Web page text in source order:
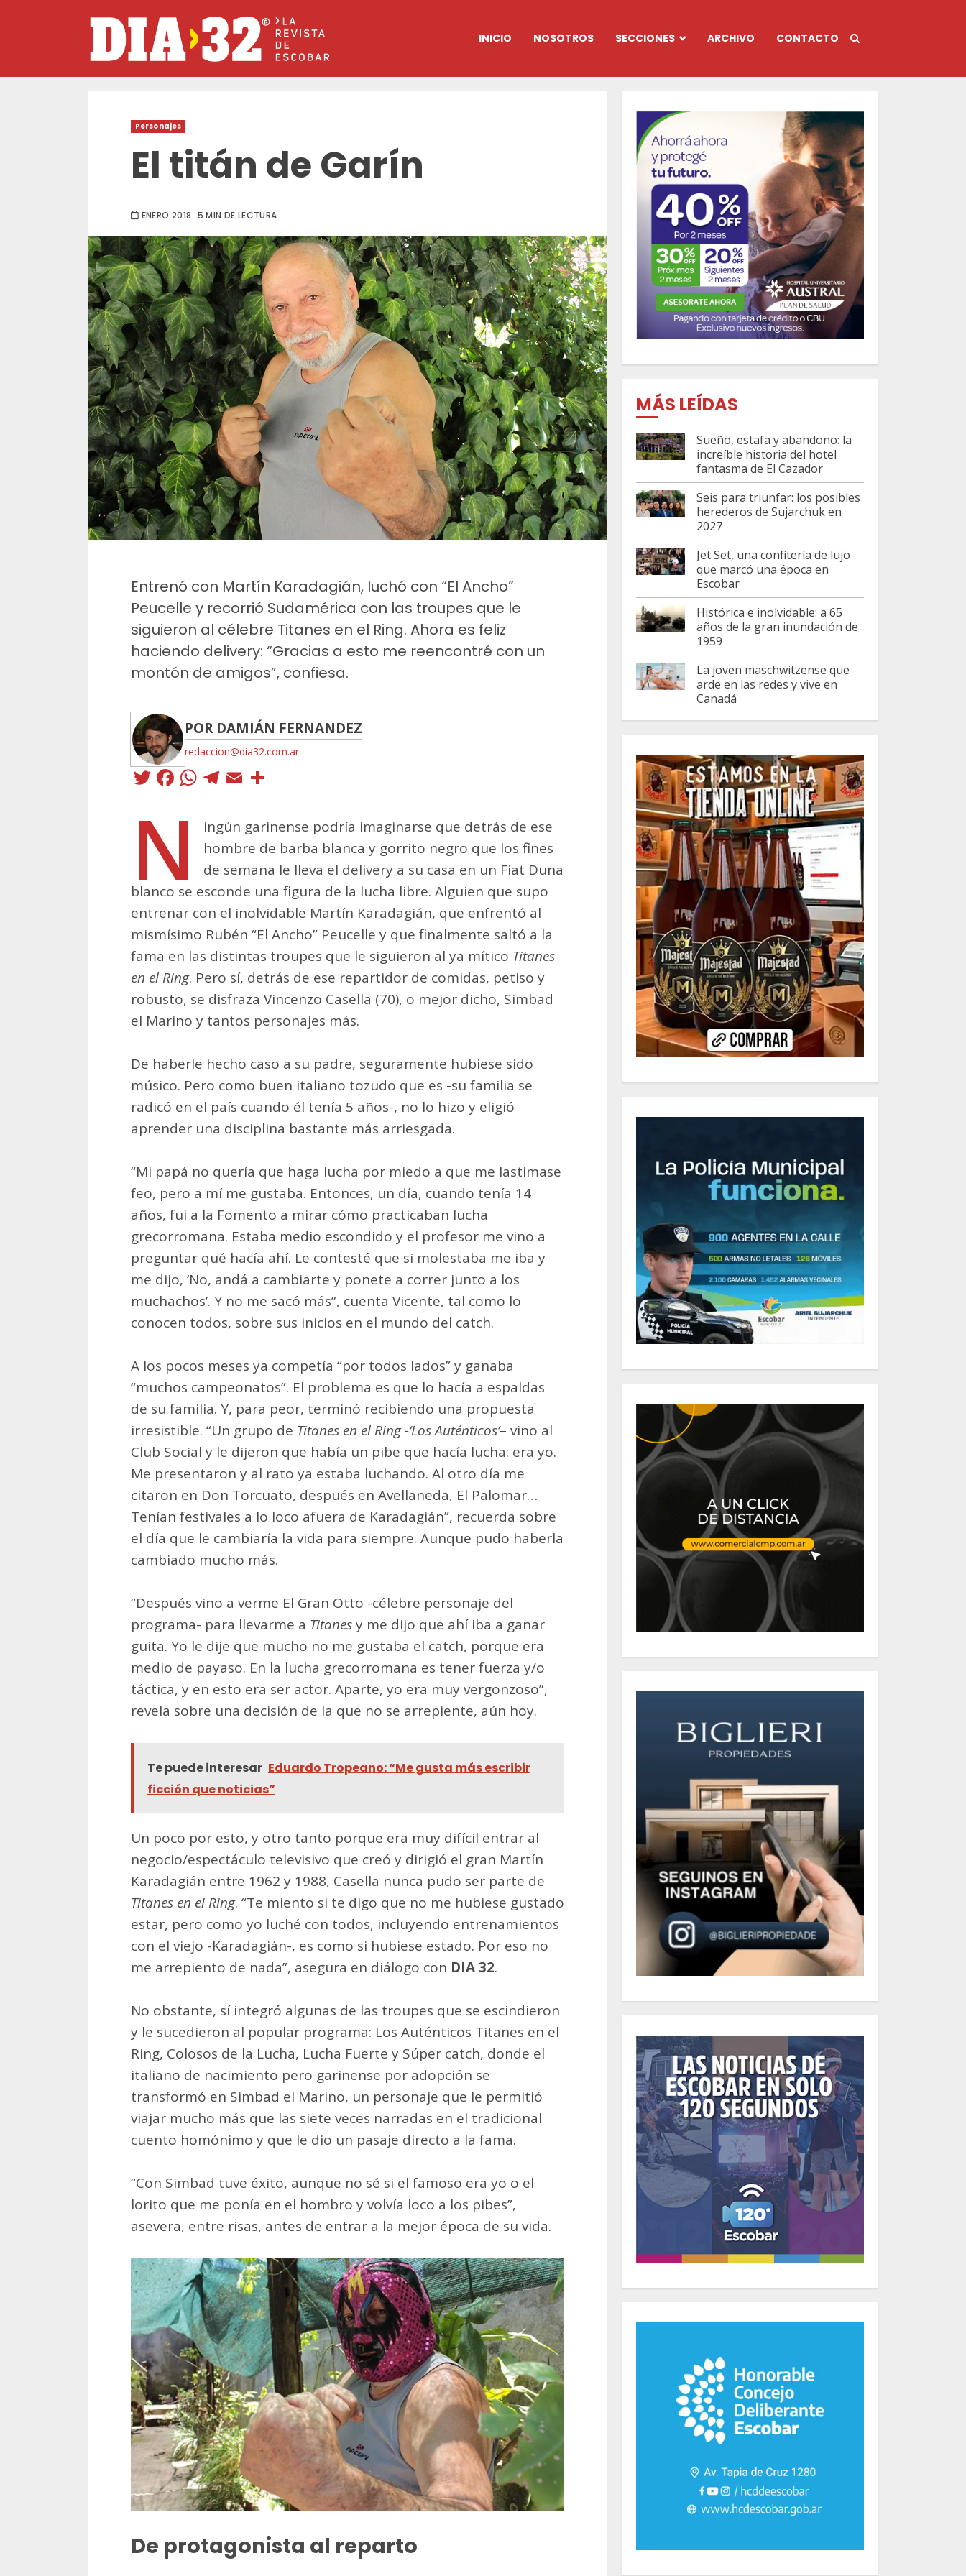
INICIO NOSOTROS SECCIONES ARCHIVO CONTACTO
Personajes
El titán de Garín
ENERO 2018 5 MIN DE LECTURA
Entrenó con Martín Karadagián, luchó con “El Ancho”
Peucelle y recorrió Sudamérica con las troupes que le
siguieron al célebre Titanes en el Ring. Ahora es feliz
haciendo delivery: “Gracias a esto me reencontré con un
montón de amigos”, confiesa.
POR DAMIÁN FERNANDEZ
redaccion@dia32.com.ar
Twitter
Facebook
WhatsApp
Telegram
Email
N
ingún garinense podría imaginarse que detrás de ese
hombre de barba blanca y gorrito negro que los fines
de semana le lleva el delivery a su casa en un Fiat Duna
blanco se esconde una figura de la lucha libre. Alguien que supo
entrenar con el inolvidable Martín Karadagián, que enfrentó al
mismísimo Rubén “El Ancho” Peucelle y que finalmente saltó a la
fama en las distintas troupes que le siguieron al ya mítico Titanes
en el Ring. Pero sí, detrás de ese repartidor de comidas, petiso y
robusto, se disfraza Vincenzo Casella (70), o mejor dicho, Simbad
el Marino y tantos personajes más.
De haberle hecho caso a su padre, seguramente hubiese sido
músico. Pero como buen italiano tozudo que es -su familia se
radicó en el país cuando él tenía 5 años-, no lo hizo y eligió
aprender una disciplina bastante más arriesgada.
“Mi papá no quería que haga lucha por miedo a que me lastimase
feo, pero a mí me gustaba. Entonces, un día, cuando tenía 14
años, fui a la Fomento a mirar cómo practicaban lucha
grecorromana. Estaba medio escondido y el profesor me vino a
preguntar qué hacía ahí. Le contesté que si molestaba me iba y
me dijo, ‘No, andá a cambiarte y ponete a correr junto a los
muchachos’. Y no me sacó más”, cuenta Vicente, tal como lo
conocen todos, sobre sus inicios en el mundo del catch.
A los pocos meses ya competía “por todos lados” y ganaba
“muchos campeonatos”. El problema es que lo hacía a espaldas
de su familia. Y, para peor, terminó recibiendo una propuesta
irresistible. “Un grupo de Titanes en el Ring -‘Los Auténticos’– vino al
Club Social y le dijeron que había un pibe que hacía lucha: era yo.
Me presentaron y al rato ya estaba luchando. Al otro día me
citaron en Don Torcuato, después en Avellaneda, El Palomar…
Tenían festivales a lo loco afuera de Karadagián”, recuerda sobre
el día que le cambiaría la vida para siempre. Aunque pudo haberla
cambiado mucho más.
“Después vino a verme El Gran Otto -célebre personaje del
programa- para llevarme a Titanesy me dijo que ahí iba a ganar
guita. Yo le dije que mucho no me gustaba el catch, porque era
medio de payaso. En la lucha grecorromana es tener fuerza y/o
táctica, y en esto era ser actor. Aparte, yo era muy vergonzoso”,
revela sobre una decisión de la que no se arrepiente, aún hoy.
Te puede interesar Eduardo Tropeano: “Me gusta más escribir
ficción que noticias”
Un poco por esto, y otro tanto porque era muy difícil entrar al
negocio/espectáculo televisivo que creó y dirigió el gran Martín
Karadagián entre 1962 y 1988, Casella nunca pudo ser parte de
Titanes en el Ring. “Te miento si te digo que no me hubiese gustado
estar, pero como yo luché con todos, incluyendo entrenamientos
con el viejo -Karadagián-, es como si hubiese estado. Por eso no
me arrepiento de nada”, asegura en diálogo con DIA 32.
No obstante, sí integró algunas de las troupes que se escindieron
y le sucedieron al popular programa: Los Auténticos Titanes en el
Ring, Colosos de la Lucha, Lucha Fuerte y Súper catch, donde el
italiano de nacimiento pero garinense por adopción se
transformó en Simbad el Marino, un personaje que le permitió
viajar mucho más que las siete veces narradas en el tradicional
cuento homónimo y que le dio un pasaje directo a la fama.
“Con Simbad tuve éxito, aunque no sé si el famoso era yo o el
lorito que me ponía en el hombro y volvía loco a los pibes”,
asevera, entre risas, antes de entrar a la mejor época de su vida.
De protagonista al reparto
MÁS LEÍDAS
Sueño, estafa y abandono: la
increíble historia del hotel
fantasma de El Cazador
Seis para triunfar: los posibles
herederos de Sujarchuk en
2027
Jet Set, una confitería de lujo
que marcó una época en
Escobar
Histórica e inolvidable: a 65
años de la gran inundación de
1959
La joven maschwitzense que
arde en las redes y vive en
Canadá